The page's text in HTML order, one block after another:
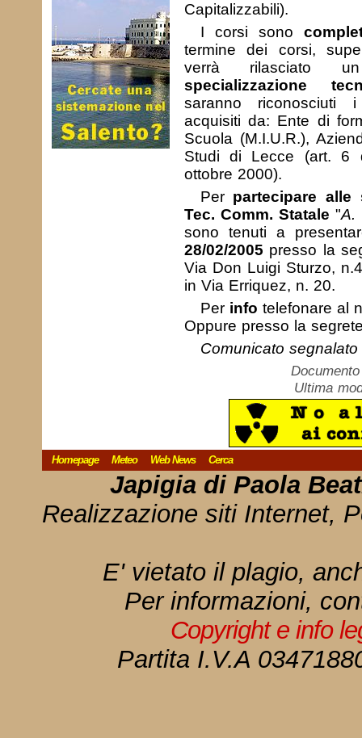
Capitalizzabili).
I corsi sono
termine dei corsi,
verrà rilasciato
specializzazione
saranno
acquisiti da: Ente di
Scuola (M.I.U.R.),
Studi di Lecce (art. 6
ottobre 2000).
Per partecipare alle
Tec. Comm. Statale "A.
sono tenuti a
28/02/2005 presso la
Via Don Luigi Sturzo,
in Via Erriquez, n. 20.
Per info telefonare al
Oppure presso la
Comunicato
Ultima
Homepage Meteo Web News Cerca
Japigia di Paola
Realizzazione siti Internet,
E' vietato il plagio,
Per informazioni,
Copyright e info
Partita I.V.A